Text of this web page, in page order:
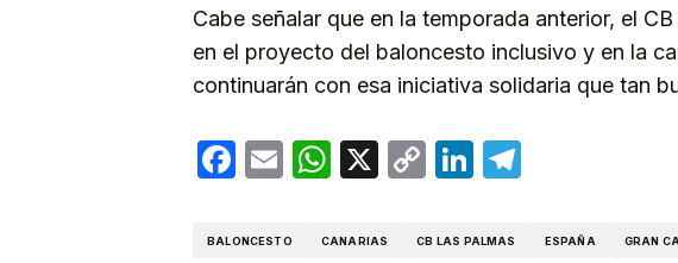
Cabe señalar que en la temporada anterior, el
en el proyecto del baloncesto inclusivo y en la
continuarán con esa iniciativa solidaria que tan
Facebook
EmailWhatsApp
X
CopyLinkedIn
BALONCESTO CANARIAS CB LAS PALMAS ESPAÑA GRAN